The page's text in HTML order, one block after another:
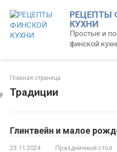
контенту
РЕЦЕПТЫ
КУХНИ
Простые и
финской
Главная страница
Традиции
Глинтвейн и малое
23.11.2024 Праздничный стол